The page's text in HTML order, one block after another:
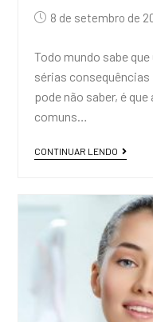
8 de setembro de
Todo mundo sabe
sérias
pode não saber, é
comuns…
CONTINUAR LENDO